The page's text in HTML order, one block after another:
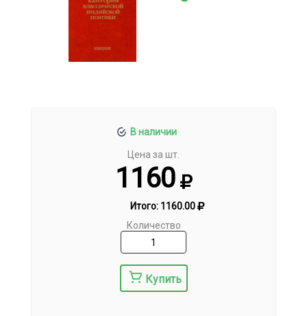
В наличии
Цена за шт.
1160
Итого: 1160.00
Количество
Купить